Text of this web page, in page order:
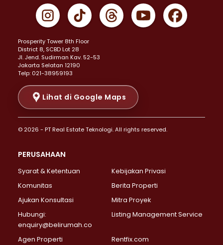
Properti Dijual di Gambir >
Properti Dijual di Johar Baru >
Properti Dijual di Menteng >
Properti Dijual di Senen >
Properti Dijual di Tanah Abang >
Properti Dijual di Cikini >
Properti Dijual di Kramat >
Properti Dijual di Pasar Baru >
Properti Dijual di Bendungan Hilir >
Properti Dijual di Jakarta Selatan >
Properti Dijual di Lebak Bulus >
Properti Dijual di Gandaria Selatan >
Properti Dijual di Pondok Labu >
Properti Dijual di Lenteng Agung >
Properti Dijual di Senayan >
Properti Dijual di Pondok Pinang >
Prosperity Tower 8th Floor
District 8, SCBD Lot 28
JI. Jend. Sudirman Kav. 52-53
Jakarta Selatan 12190
Telp: 021-38959193
Lihat di Google Maps
© 2026 - PT Real Estate Teknologi. All rights reserved.
PERUSAHAAN
Syarat & Ketentuan
Kebijakan Privasi
Komunitas
Berita Properti
Ajukan Konsultasi
Mitra Proyek
Hubungi:
enquiry@belirumah.co
Listing Management Service
Agen Properti Rentfix.com